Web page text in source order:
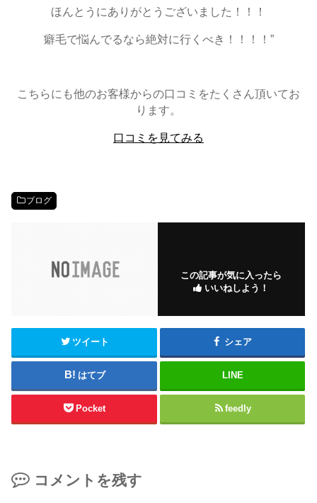
ほんとうにありがとうございました！！！
癖毛で悩んでるなら絶対に行くべき！！！！”
こちらにも他のお客様からの口コミをたくさん頂いてお
ります。
口コミを見てみる
ブログ
この記事が気に入ったら
いいねしよう！
ツイート シェア
はてブ LINE
Pocket feedly
コメントを残す